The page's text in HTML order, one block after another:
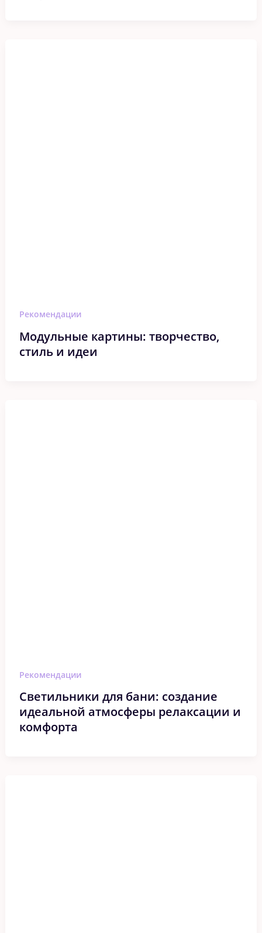
Рекомендации
Модульные картины: творчество,
стиль и идеи
Рекомендации
Светильники для бани: создание
идеальной атмосферы релаксации и
комфорта